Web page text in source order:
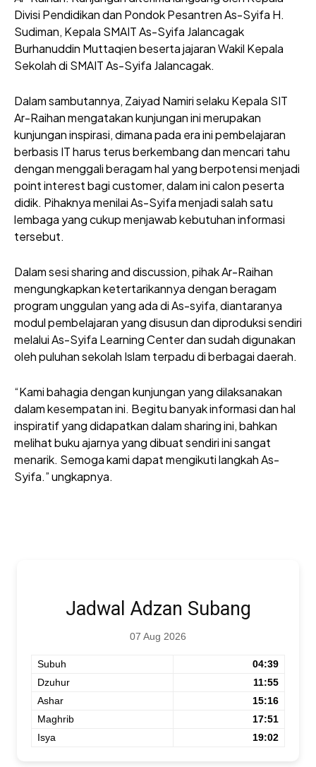
Divisi Pendidikan dan Pondok Pesantren As-Syifa H.
Sudiman, Kepala SMAIT As-Syifa Jalancagak
Burhanuddin Muttaqien beserta jajaran Wakil Kepala
Sekolah di SMAIT As-Syifa Jalancagak.
Dalam sambutannya, Zaiyad Namiri selaku Kepala SIT
Ar-Raihan mengatakan kunjungan ini merupakan
kunjungan inspirasi, dimana pada era ini pembelajaran
berbasis IT harus terus berkembang dan mencari tahu
dengan menggali beragam hal yang berpotensi menjadi
point interest bagi customer, dalam ini calon peserta
didik. Pihaknya menilai As-Syifa menjadi salah satu
lembaga yang cukup menjawab kebutuhan informasi
tersebut.
Dalam sesi sharing and discussion, pihak Ar-Raihan
mengungkapkan ketertarikannya dengan beragam
program unggulan yang ada di As-syifa, diantaranya
modul pembelajaran yang disusun dan diproduksi sendiri
melalui As-Syifa Learning Center dan sudah digunakan
oleh puluhan sekolah Islam terpadu di berbagai daerah.
“Kami bahagia dengan kunjungan yang dilaksanakan
dalam kesempatan ini. Begitu banyak informasi dan hal
inspiratif yang didapatkan dalam sharing ini, bahkan
melihat buku ajarnya yang dibuat sendiri ini sangat
menarik. Semoga kami dapat mengikuti langkah As-
Syifa.” ungkapnya.
Jadwal Adzan Subang
07 Aug 2026
Subuh
04:39
Dzuhur
11:55
Ashar
15:16
Maghrib
17:51
Isya
19:02